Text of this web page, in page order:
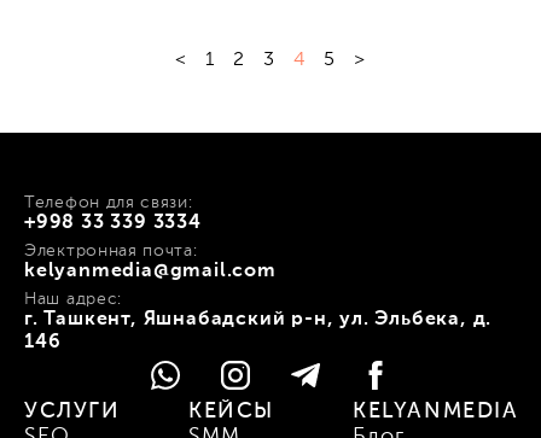
< 1 2 3 4 5 >
+998 33 339 3334
Телефон для связи:
kelyanmedia@gmail.com
Электронная почта:
г. Ташкент, Яшнабадский р-н, ул. Эльбека, д.
146
Наш адрес:
УСЛУГИ
КЕЙСЫ
KELYANMEDIA